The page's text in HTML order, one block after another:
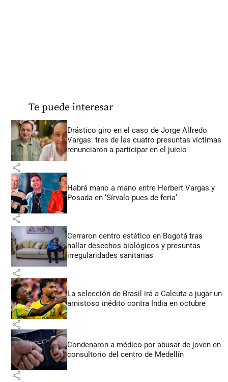
Te puede interesar
Drástico giro en el caso de Jorge Alfredo
Vargas: tres de las cuatro presuntas víctimas
renunciaron a participar en el juicio
share
Habrá mano a mano entre Herbert Vargas y
Posada en ‘Sírvalo pues de feria’
share
Cerraron centro estético en Bogotá tras
hallar desechos biológicos y presuntas
irregularidades sanitarias
share
La selección de Brasil irá a Calcuta a jugar un
amistoso inédito contra India en octubre
share
Condenaron a médico por abusar de joven en
consultorio del centro de Medellín
share